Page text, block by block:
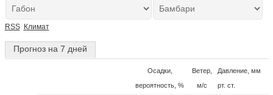
RSS Климат
Прогноз на 7 дней
Осадки,
вероятность, %
Ветер,
м/с
Давление, мм
рт. ст.